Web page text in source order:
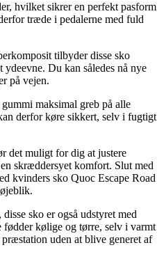
hvilket sikrer en perfekt pasform
træde i pedalerne med fuld
tilbyder disse sko
Du kan således nå nye
på vejen.
maksimal greb på alle
derfor køre sikkert, selv i fugtigt
det muligt for dig at justere
skræddersyet komfort. Slut med
kvinders sko Quoc Escape Road
sko er også udstyret med
kølige og tørre, selv i varmt
uden at blive generet af